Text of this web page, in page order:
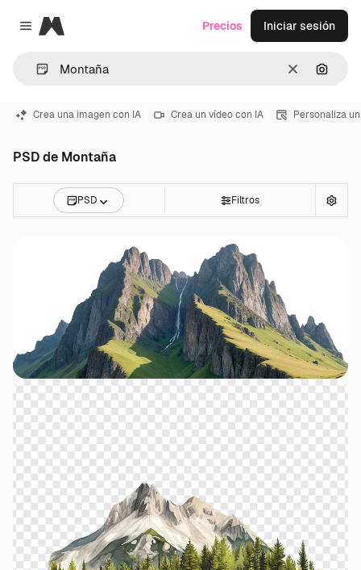
Close menu
Magnific
Borrar
Precios Iniciar sesión
Crea una imagen con IA Crea un vídeo con IA Personaliza
PSD de Montaña
PSD Filtros